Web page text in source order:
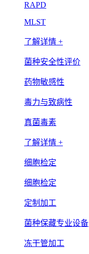
RAPD
MLST
了解详情 +
菌种安全性评价
药物敏感性
毒力与致病性
真菌毒素
了解详情 +
细胞检定
细胞检定
定制加工
菌种保藏专业设备
冻干管加工